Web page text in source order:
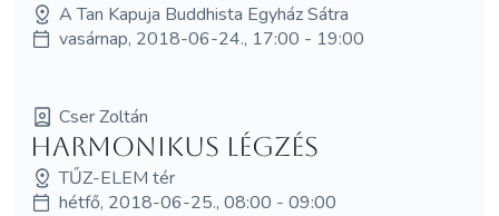
A Tan Kapuja Buddhista Egyház Sátra
vasárnap, 2018-06-24., 17:00 - 19:00
Cser Zoltán
Harmonikus légzés
TŰZ-ELEM tér
hétfő, 2018-06-25., 08:00 - 09:00